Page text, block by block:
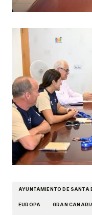
AYUNTAMIENTO DE SANTA
EUROPA GRAN